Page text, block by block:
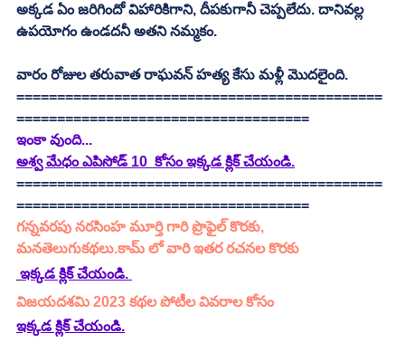
అక్కడ ఏం జరిగిందో విహారికిగాని, దీపకుగానీ చెప్పలేదు. దానివల్ల
ఉపయోగం ఉండదనీ అతని నమ్మకం.
వారం రోజుల తరువాత రాఘవన్ హత్య కేసు మళ్లీ మొదలైంది.
=============================================
====================================
ఇంకా వుంది...
అశ్వ మేధం ఎపిసోడ్ 10  కోసం ఇక్కడ క్లిక్ చేయండి.
=============================================
====================================
గన్నవరపు నరసింహ మూర్తి గారి ప్రొఫైల్ కొరకు,
మనతెలుగుకథలు.కామ్ లో వారి ఇతర రచనల కొరకు
ఇక్కడ క్లిక్ చేయండి.
విజయదశమి 2023 కథల పోటీల వివరాల కోసం
ఇక్కడ క్లిక్ చేయండి.